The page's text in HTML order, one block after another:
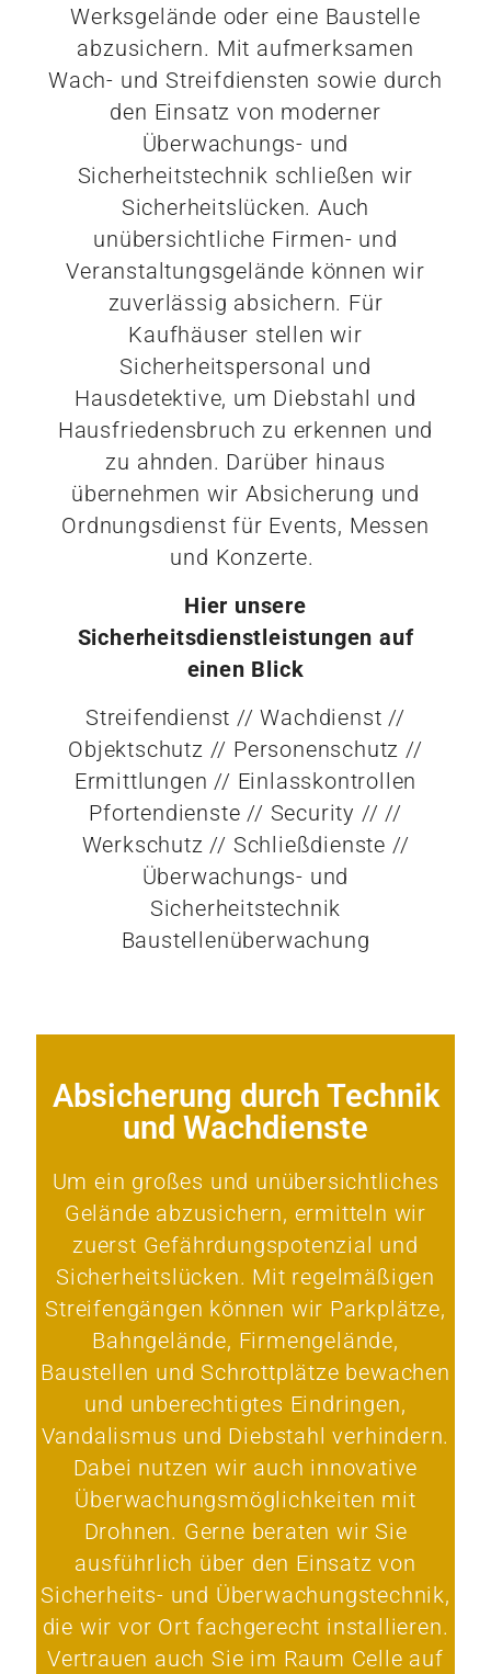
Werksgelände oder eine Baustelle
abzusichern. Mit aufmerksamen
Wach- und Streifdiensten sowie durch
den Einsatz von moderner
Überwachungs- und
Sicherheitstechnik schließen wir
Sicherheitslücken. Auch
unübersichtliche Firmen- und
Veranstaltungsgelände können wir
zuverlässig absichern. Für
Kaufhäuser stellen wir
Sicherheitspersonal und
Hausdetektive, um Diebstahl und
Hausfriedensbruch zu erkennen und
zu ahnden. Darüber hinaus
übernehmen wir Absicherung und
Ordnungsdienst für Events, Messen
und Konzerte.
Hier unsere
Sicherheitsdienstleistungen auf
einen Blick
Streifendienst // Wachdienst //
Objektschutz // Personenschutz //
Ermittlungen // Einlasskontrollen
Pfortendienste // Security // //
Werkschutz // Schließdienste //
Überwachungs- und
Sicherheitstechnik
Baustellenüberwachung
Absicherung durch Technik
und Wachdienste
Um ein großes und unübersichtliches
Gelände abzusichern, ermitteln wir
zuerst Gefährdungspotenzial und
Sicherheitslücken. Mit regelmäßigen
Streifengängen können wir Parkplätze,
Bahngelände, Firmengelände,
Baustellen und Schrottplätze bewachen
und unberechtigtes Eindringen,
Vandalismus und Diebstahl verhindern.
Dabei nutzen wir auch innovative
Überwachungsmöglichkeiten mit
Drohnen. Gerne beraten wir Sie
ausführlich über den Einsatz von
Sicherheits- und Überwachungstechnik,
die wir vor Ort fachgerecht installieren.
Vertrauen auch Sie im Raum Celle auf